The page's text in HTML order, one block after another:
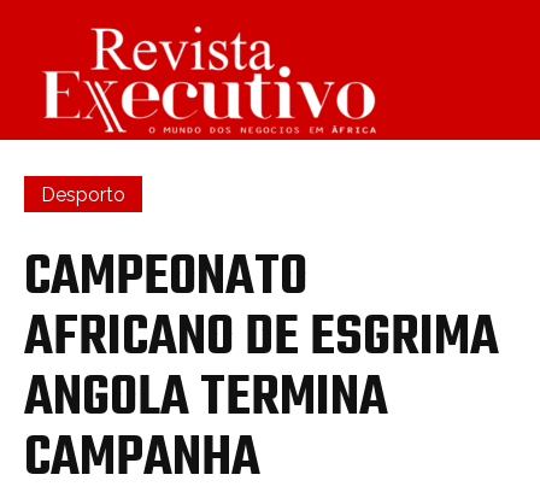
Desporto
CAMPEONATO
AFRICANO DE ESGRIMA
ANGOLA TERMINA
CAMPANHA